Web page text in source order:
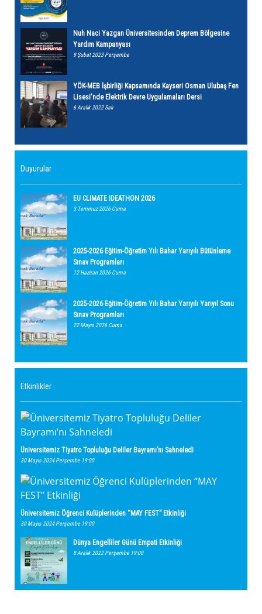
Nuh Naci Yazgan Üniversitesinden Deprem Bölgesine
Yardım Kampanyası
9 Şubat 2023 Perşembe
YÖK-MEB İşbirliği Kapsamında Kayseri Osman Ulubaş Fen
Lisesi'nde Elektrik Devre Uygulamaları Dersi
6 Aralık 2022 Salı
Duyurular
EU CLIMATE IDEATHON 2026
3 Temmuz 2026 Cuma
2025-2026 Eğitim-Öğretim Yılı Bahar Yarıyılı Bütünleme
Sınav Programları
12 Haziran 2026 Cuma
2025-2026 Eğitim-Öğretim Yılı Bahar Yarıyılı Yarıyıl Sonu
Sınav Programları
22 Mayıs 2026 Cuma
Etkinlikler
Üniversitemiz Tiyatro Topluluğu Deliler Bayramı’nı Sahneledi
30 Mayıs 2024 Perşembe 19:00
Üniversitemiz Öğrenci Kulüplerinden “MAY FEST” Etkinliği
30 Mayıs 2024 Perşembe 19:00
Dünya Engelliler Günü Empati Etkinliği
8 Aralık 2022 Perşembe 19:00